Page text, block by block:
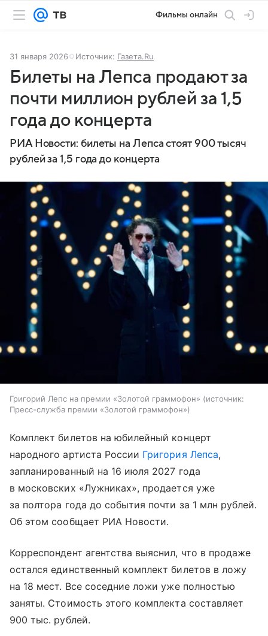
Фильмы онлайн
31 января 2026 Источник: Газета.Ru
Билеты на Лепса продают за
почти миллион рублей за 1,5
года до концерта
РИА Новости: билеты на Лепса стоят 900 тысяч
рублей за 1,5 года до концерта
Григорий Лепс на премии «Золотой граммофон»
источник:
Пресс-служба премии «Золотой граммофон»
Комплект билетов на юбилейный концерт
народного артиста России Григория Лепса,
запланированный на 16 июля 2027 года
в московских «Лужниках», продается уже
за полтора года до события почти за 1 млн рублей.
Об этом сообщает РИА Новости.
Корреспондент агентства выяснил, что в продаже
остался единственный комплект билетов в ложу
на 18 мест. Все соседние ложи уже полностью
заняты. Стоимость этого комплекта составляет
900 тыс. рублей.